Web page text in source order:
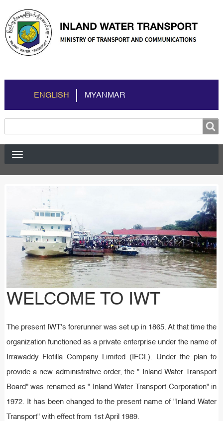
ENGLISH MYANMAR
Search
WELCOME TO IWT
The present IWT's forerunner was set up in 1865. At that time the
organization functioned as a private enterprise under the name of
Irrawaddy Flotilla Company Limited (IFCL). Under the plan to
provide a new administrative order, the " Inland Water Transport
Board" was renamed as " Inland Water Transport Corporation" in
1972. It has been changed to the present name of "Inland Water
Transport" with effect from 1st April 1989.
WELCOME TO IWT
The present IWT's forerunner was set up in 1865. At that time the
organization functioned as a private enterprise under the name of
Irrawaddy Flotilla Company Limited (IFCL). Under the plan to
provide a new administrative order, the " Inland Water Transport
Board" was renamed as " Inland Water Transport Corporation" in
1972. It has been changed to the present name of "Inland Water
Transport" with effect from 1st April 1989.
WELCOME TO IWT
The present IWT's forerunner was set up in 1865. At that time the
organization functioned as a private enterprise under the name of
Irrawaddy Flotilla Company Limited (IFCL). Under the plan to
provide a new administrative order, the " Inland Water Transport
Board" was renamed as " Inland Water Transport Corporation" in
1972. It has been changed to the present name of "Inland Water
Transport" with effect from 1st April 1989.